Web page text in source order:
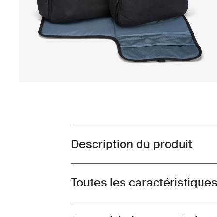
Toggle overview
Description du produit
Toggle features
Toutes les caractéristiques